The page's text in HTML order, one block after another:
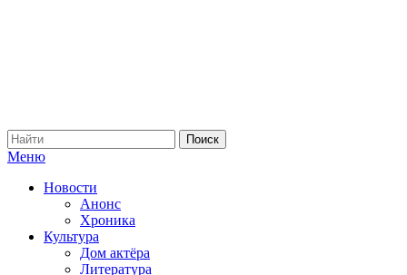
Меню
Новости
Анонс
Хроника
Культура
Дом актёра
Литература